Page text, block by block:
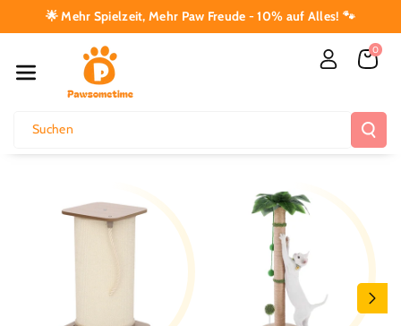
Nhalt
🌟 Mehr Spielzeit, Mehr Paw Freude - 10% auf Alles! 🐾
Suchen
0